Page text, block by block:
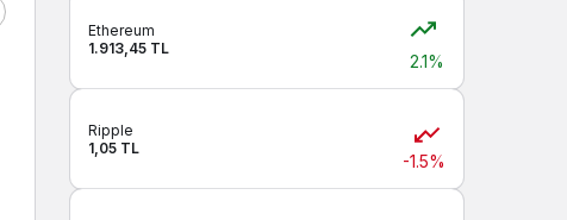
Ethereum
1.913,45 TL
2.1%
Ripple
1,05 TL
-1.5%